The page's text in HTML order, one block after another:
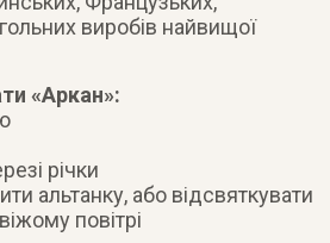
виробів найвищої
«Аркан»:
річки
альтанку, або відсвяткувати
повітрі